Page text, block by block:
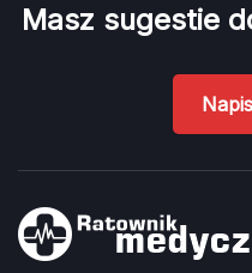
Masz sugestie